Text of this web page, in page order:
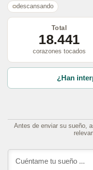
descansando
Total
18.441
corazones tocados
¿Han
Antes de enviar su sueño,